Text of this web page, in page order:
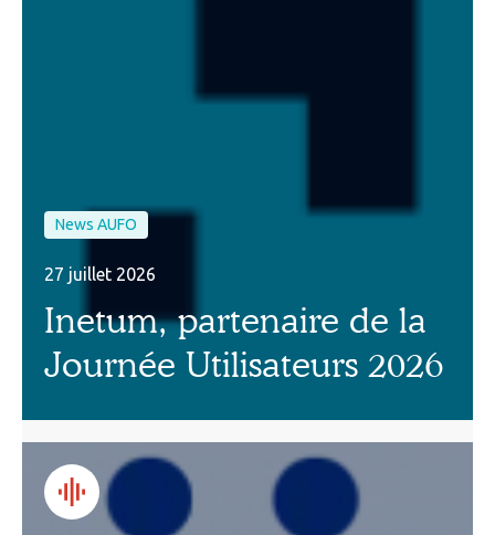
News AUFO
27 juillet 2026
Inetum, partenaire de la
Journée Utilisateurs 2026